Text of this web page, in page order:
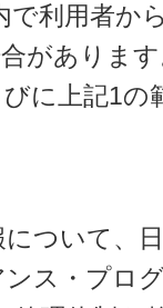
利用者か
がありま
に上記1の
ついて、
ンス・プロ